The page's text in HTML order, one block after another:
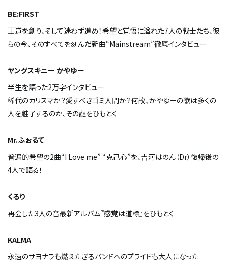
BE:FIRST
王道を創り、そして迷わず進め！――希望と覚悟に溢れた7人の戦士たち、彼
らの今、そのすべてを刻んだ新曲“Mainstream”徹底インタビュー
ヤングスキニー かやゆー
半生を語った2万字インタビュー
稀代のカリスマか？愛すべきゴミ人間か？――何故、かやゆーの歌は多くの
人を魅了するのか、その謎をひもとく
Mr.ふぉるて
普遍的希望の2曲“I Love me” “克己心”を、吉河はのん（Dr）復帰後の
4人で語る！
くるり
再会した3人の音――最新アルバム『感覚は道標』をひもとく
KALMA
永遠のサヨナラも燃えたぎるバンドへのプライドも――大人になった